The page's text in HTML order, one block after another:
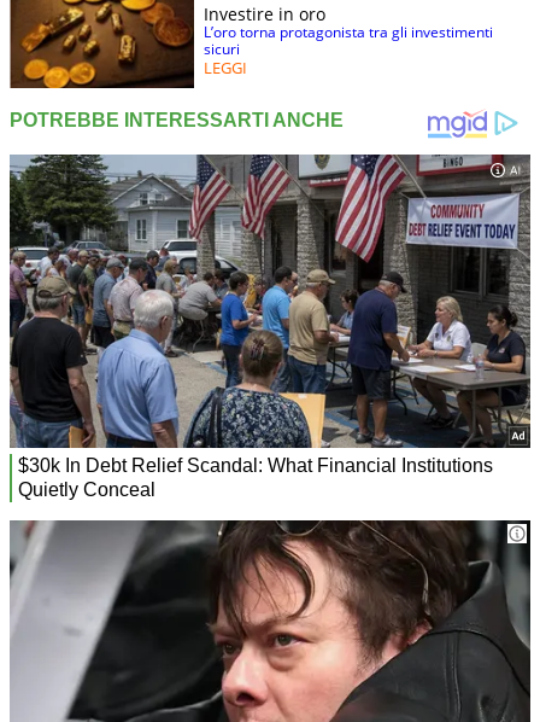
Investire in oro
L’oro torna protagonista tra gli investimenti
sicuri
LEGGI